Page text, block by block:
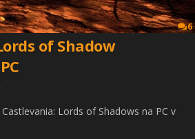
6
of Shadow
Lords of Shadows na PC v